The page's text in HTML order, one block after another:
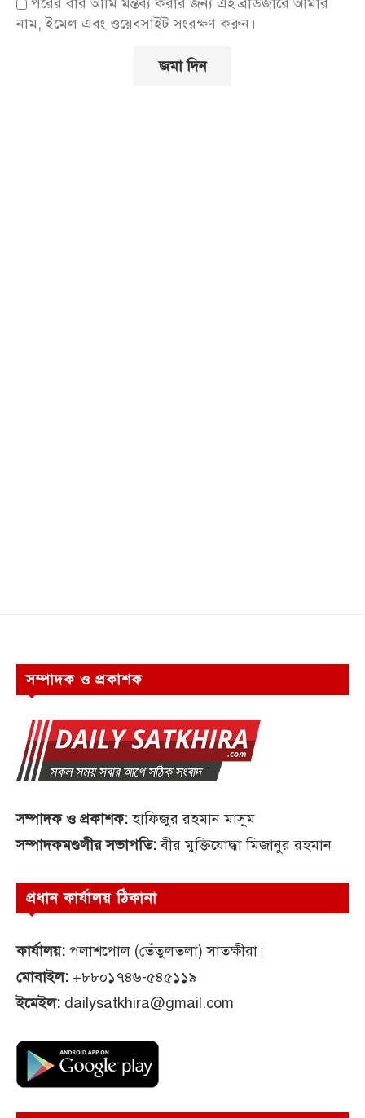
নাম, ইমেল এবং ওয়েবসাইট সংরক্ষণ করুন।
সম্পাদক ও প্রকাশক
সম্পাদক ও প্রকাশক:হাফিজুর রহমান মাসুম
সম্পাদকমণ্ডলীর সভাপতি:বীর মুক্তিযোদ্ধা মিজানুর রহমান
প্রধান কার্যালয় ঠিকানা
কার্যালয়: পলাশপোল (তেঁতুলতলা) সাতক্ষীরা।
মোবাইল: +৮৮০১৭৪৬-৫৪৫১১৯
ইমেইল: dailysatkhira@gmail.com